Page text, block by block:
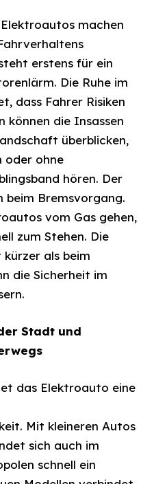
machen
erstens für ein
Die Ruhe im
dass Fahrer Risiken
können die Insassen
überblicken,
oder ohne
hören. Der
beim Bremsvorgang.
vom Gas gehen,
zum Stehen. Die
als beim
die Sicherheit im
Stadt und
das Elektroauto eine
Mit kleineren Autos
sich auch im
schnell ein